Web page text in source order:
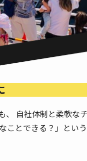
、 自社体制と柔軟な
ことできる？」とい